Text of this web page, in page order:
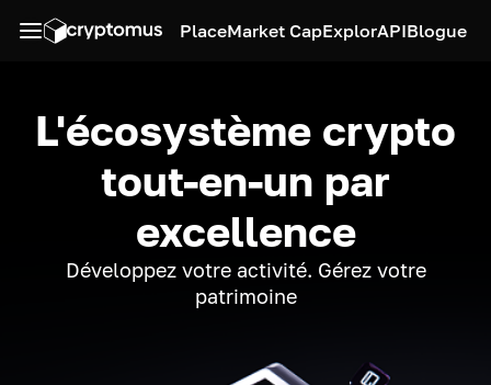
PlaceMarket CapExplorAPIBlogue
L'écosystème crypto
tout-en-un par
excellence
Développez votre activité. Gérez votre
patrimoine